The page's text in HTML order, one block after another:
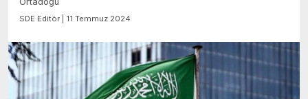
SDE Editör | 11 Temmuz 2024